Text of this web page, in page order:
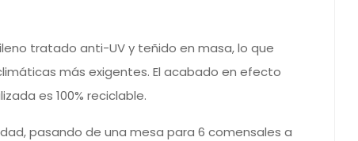
tratado anti-UV y teñido en masa, lo que
más exigentes. El acabado en efecto
es 100% reciclable.
pasando de una mesa para 6 comensales a